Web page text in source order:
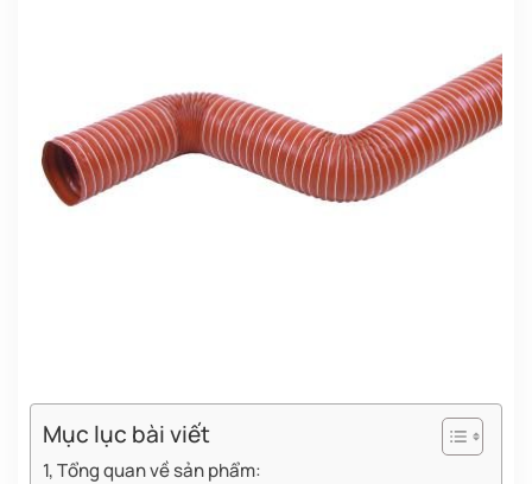
Mục lục bài viết
1, Tổng quan về sản phẩm: